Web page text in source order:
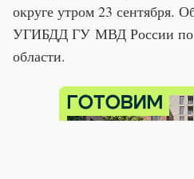
округе утром 23 сентября.
УГИБДД ГУ МВД России по
области.